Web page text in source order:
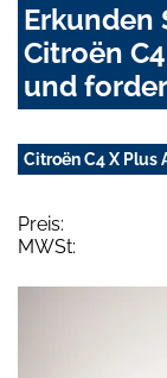
Erkunden
Citroën
und
Citroën C4 X Plus
Preis:
MWSt: